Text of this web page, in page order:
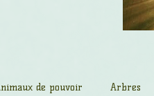
de pouvoir Arbres